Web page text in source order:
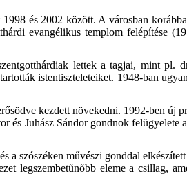
és 2002 között. A városban
evangélikus templom felépítése
lettek a tagjai, mint pl.
istentiszteleteiket. 1948-ban
kezdett növekedni. 1992-ben új
és Juhász Sándor gondnok
szószéken művészi gonddal
legszembetűnőbb eleme a csillag,